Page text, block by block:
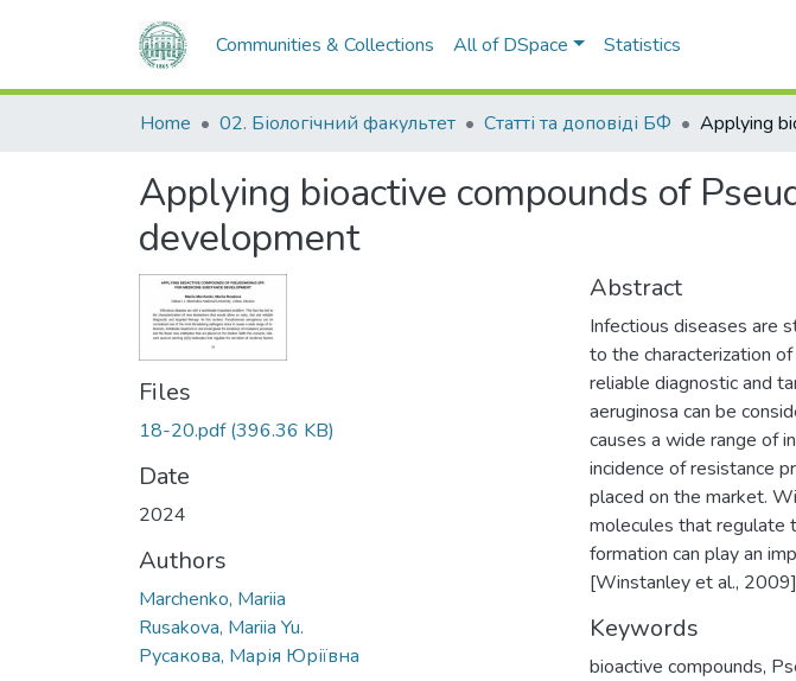
Communities & Collections All of DSpace Statistics
Home 02. Біологічний факультет Статті та доповіді БФ
Applying bioactive compounds of
development
Files
18-20.pdf(396.36 KB)
Date
2024
Authors
Marchenko, Mariia
Rusakova, Mariia Yu.
Русакова, Марія Юріївна
Abstract
Infectious diseases are
to the characterization
reliable diagnostic and
aeruginosa can be
causes a wide range of
incidence of resistance
placed on the market.
molecules that regulate
formation can play an
[Winstanley et al.,
Keywords
bioactive compounds,